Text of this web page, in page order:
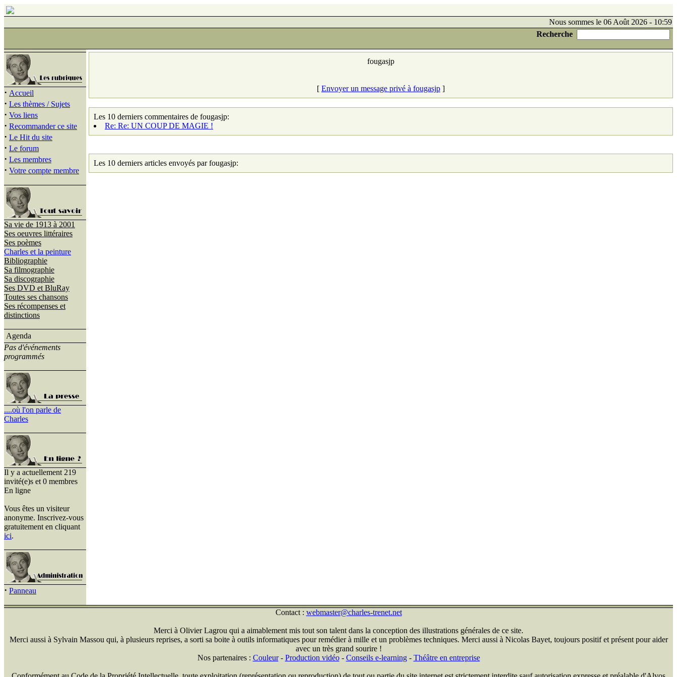
Nous sommes le 06 Août 2026 - 10:59
Recherche
· Accueil
· Les thèmes / Sujets
· Vos liens
· Recommander ce site
· Le Hit du site
· Le forum
· Les membres
· Votre compte membre
Sa vie de 1913 à 2001
Ses oeuvres littéraires
Ses poèmes
Charles et la peinture
Bibliographie
Sa filmographie
Sa discographie
Ses DVD et BluRay
Toutes ses chansons
Ses récompenses et
distinctions
Agenda
Pas d'événements
programmés
....où l'on parle de
Charles
Il y a actuellement 219
invité(e)s et 0 membres
En ligne
Vous êtes un visiteur
anonyme. Inscrivez-vous
gratuitement en cliquant
ici.
· Panneau
fougasjp
[ Envoyer un message privé à fougasjp ]
Les 10 derniers commentaires de fougasjp:
Re: Re: UN COUP DE MAGIE !
Les 10 derniers articles envoyés par fougasjp:
Contact : webmaster@charles-trenet.net
Merci à Olivier Lagrou qui a aimablement mis tout son talent dans la conception des illustrations générales de ce site.
Merci aussi à Sylvain Massou qui, à plusieurs reprises, a sorti sa boite à outils informatiques pour remédier à mille et un problèmes techniques. Merci aussi à Nicolas Bayet, toujours positif et présent pour aider
avec un très grand sourire !
Nos partenaires : Couleur- Production vidéo- Conseils e-learning- Théâtre en entreprise